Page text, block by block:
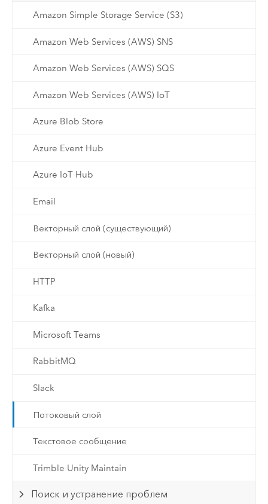
Amazon Simple Storage Service (S3)
Amazon Web Services (AWS) SNS
Amazon Web Services (AWS) SQS
Amazon Web Services (AWS) IoT
Azure Blob Store
Azure Event Hub
Azure IoT Hub
Email
Векторный слой (существующий)
Векторный слой (новый)
HTTP
Kafka
Microsoft Teams
RabbitMQ
Slack
Потоковый слой
Текстовое сообщение
Trimble Unity Maintain
Поиск и устранение проблем